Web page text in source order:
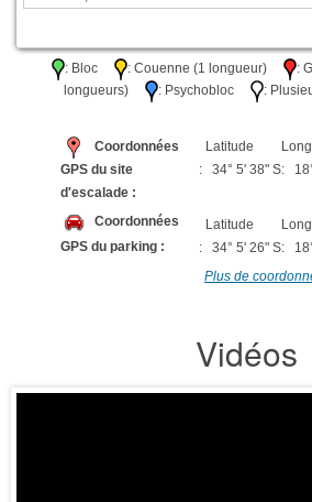
: Bloc : Couenne (1 longueur)
:
longueurs)
: Psychobloc :
Coordonnées
GPS du site
d'escalade :
Latitude
: 34° 5' 38" S:
Coordonnées
GPS du parking :
Latitude
: 34° 5' 26" S:
Plus de
Vidéos